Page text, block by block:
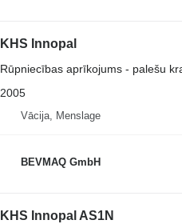
KHS Innopal
Rūpniecības aprīkojums - palešu
2005
Vācija, Menslage
BEVMAQ GmbH
KHS Innopal AS1N